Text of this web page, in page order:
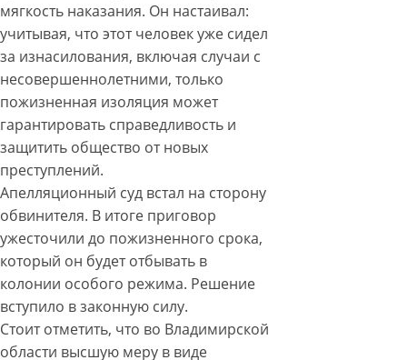
мягкость наказания. Он настаивал:
учитывая, что этот человек уже сидел
за изнасилования, включая случаи с
несовершеннолетними, только
пожизненная изоляция может
гарантировать справедливость и
защитить общество от новых
преступлений.
Апелляционный суд встал на сторону
обвинителя. В итоге приговор
ужесточили до пожизненного срока,
который он будет отбывать в
колонии особого режима. Решение
вступило в законную силу.
Стоит отметить, что во Владимирской
области высшую меру в виде